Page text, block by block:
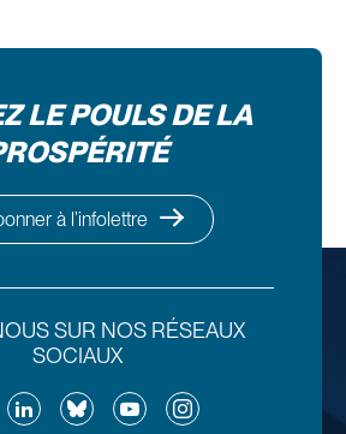
LE POULS DE LA
à l’infolettre
SUR NOS RÉSEAUX
SOCIAUX
LinkedInBlueskyYouTubeInstagram